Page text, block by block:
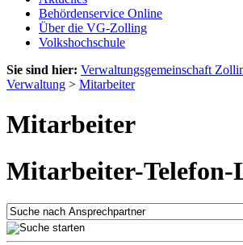
Behördenservice Online
Über die VG-Zolling
Volkshochschule
Sie sind hier: Verwaltungsgemeinschaft
Verwaltung > Mitarbeiter
Mitarbeiter
Mitarbeiter-Telefon-